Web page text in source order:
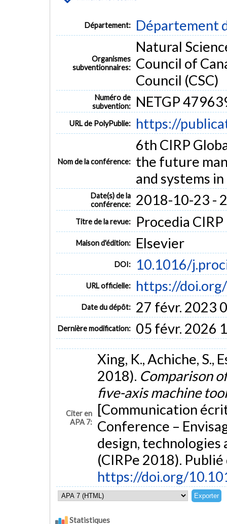
Five-axis machine tool geometric error SAMBA method
Département: Département
Organismes
subventionnaires:
Natural
Council of
Council (CSC)
Numéro de
subvention:
NETGP
URL de PolyPublie: https://
Nom de la conférence:
6th CIRP
the future
and systems
Date(s) de la
conférence:
2018-10-23 -
Titre de la revue: Procedia
Maison d'édition: Elsevier
DOI: 10.1016/
URL officielle: https://
Date du dépôt: 27 févr. 2023
Dernière modification: 05 févr. 2026
Citer en
APA 7:
Xing, K., Achiche, S.,
2018). Comparison
five-axis machine
[Communication
Conference –
design, technologies
(CIRPe 2018). Publié
https://doi.org/
Statistiques